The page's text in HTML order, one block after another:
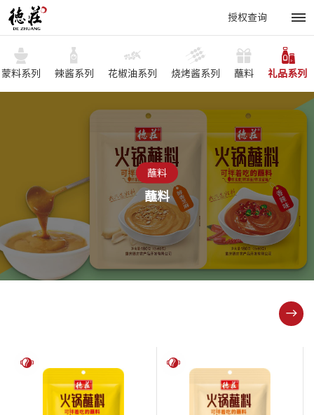
授权查询
蒙料系列 辣酱系列 花椒油系列 烧烤酱系列 蘸料 礼品系列
蘸料
蘸料